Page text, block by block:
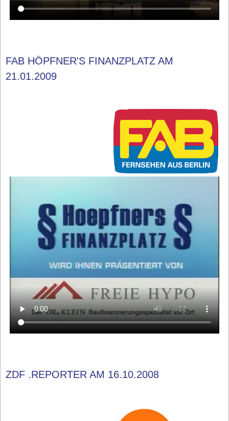
FAB HÖPFNER'S FINANZPLATZ AM
21.01.2009
ZDF .REPORTER AM 16.10.2008